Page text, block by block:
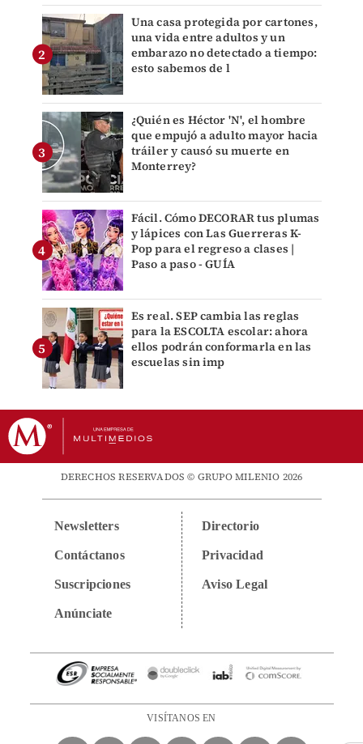
Una casa protegida por cartones,
una vida entre adultos y un
embarazo no detectado a tiempo:
esto sabemos de l
¿Quién es Héctor 'N', el hombre
que empujó a adulto mayor hacia
tráiler y causó su muerte en
Monterrey?
Fácil. Cómo DECORAR tus plumas
y lápices con Las Guerreras K-
Pop para el regreso a clases |
Paso a paso - GUÍA
Es real. SEP cambia las reglas
para la ESCOLTA escolar: ahora
ellos podrán conformarla en las
escuelas sin imp
DERECHOS RESERVADOS © GRUPO MILENIO 2026
Newsletters
Contáctanos
Suscripciones
Anúnciate
Directorio
Privacidad
Aviso Legal
VISÍTANOS EN